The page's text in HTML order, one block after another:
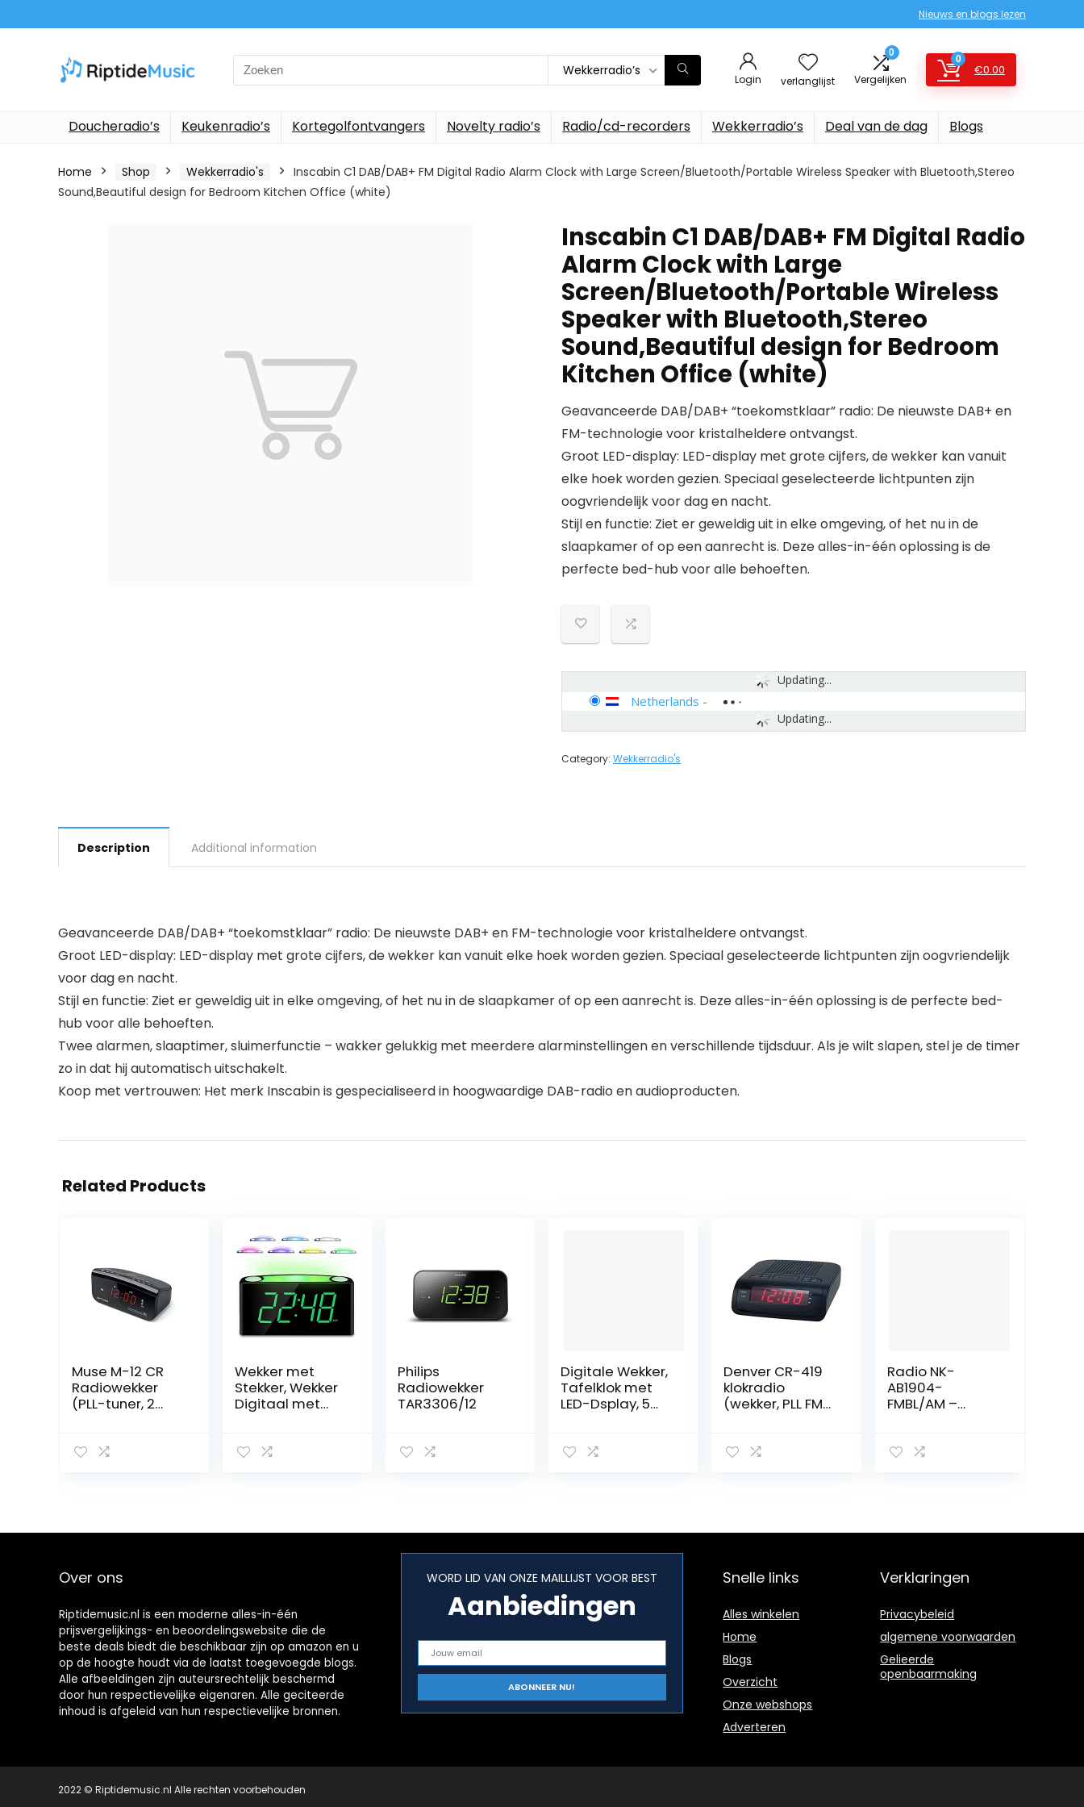
Nieuws en blogs lezen
Search
for:
Wekkerradio’s
Login verlanglijst
0
Vergelijken
0
€0.00
Doucheradio’s Keukenradio’s Kortegolfontvangers Novelty radio’s Radio/cd-recorders Wekkerradio’s Deal van de dag Blogs
Home Shop Wekkerradio's
Inscabin C1 DAB/DAB+ FM Digital Radio Alarm Clock with Large Screen/Bluetooth/Portable Wireless Speaker with Bluetooth,Stereo
Sound,Beautiful design for Bedroom Kitchen Office (white)
Inscabin C1 DAB/DAB+ FM Digital Radio
Alarm Clock with Large
Screen/Bluetooth/Portable Wireless
Speaker with Bluetooth,Stereo
Sound,Beautiful design for Bedroom
Kitchen Office (white)
Geavanceerde DAB/DAB+ “toekomstklaar” radio: De nieuwste DAB+ en
FM-technologie voor kristalheldere ontvangst.
Groot LED-display: LED-display met grote cijfers, de wekker kan vanuit
elke hoek worden gezien. Speciaal geselecteerde lichtpunten zijn
oogvriendelijk voor dag en nacht.
Stijl en functie: Ziet er geweldig uit in elke omgeving, of het nu in de
slaapkamer of op een aanrecht is. Deze alles-in-één oplossing is de
perfecte bed-hub voor alle behoeften.
Updating...
Updating...
Netherlands -
Category: Wekkerradio's
Description Additional information
Geavanceerde DAB/DAB+ “toekomstklaar” radio: De nieuwste DAB+ en FM-technologie voor kristalheldere ontvangst.
Groot LED-display: LED-display met grote cijfers, de wekker kan vanuit elke hoek worden gezien. Speciaal geselecteerde lichtpunten zijn oogvriendelijk
voor dag en nacht.
Stijl en functie: Ziet er geweldig uit in elke omgeving, of het nu in de slaapkamer of op een aanrecht is. Deze alles-in-één oplossing is de perfecte bed-
hub voor alle behoeften.
Twee alarmen, slaaptimer, sluimerfunctie – wakker gelukkig met meerdere alarminstellingen en verschillende tijdsduur. Als je wilt slapen, stel je de timer
zo in dat hij automatisch uitschakelt.
Koop met vertrouwen: Het merk Inscabin is gespecialiseerd in hoogwaardige DAB-radio en audioproducten.
Related Products
Muse M-12 CR
Radiowekker
(PLL-tuner, 2
led-display)
Wekker met
Stekker, Wekker
Digitaal met
-7”Groot Display
Instelbaar
&Kinderen
Philips
Radiowekker
TAR3306/12
Digitale Wekker,
Tafelklok met
LED-Dsplay, 5
Volumeniveaus,
Wekker Zonder
Tikken voor
Slaapkamer
Denver CR-419
klokradio
(wekker, PLL FM-
Radio NK-
AB1904-
FMBL/AM –
display met
(Radio Wekker
Over ons
Riptidemusic.nl is een moderne alles-in-één
prijsvergelijkings- en beoordelingswebsite die de
beste deals biedt die beschikbaar zijn op amazon en u
op de hoogte houdt via de laatst toegevoegde blogs.
Alle afbeeldingen zijn auteursrechtelijk beschermd
door hun respectievelijke eigenaren. Alle geciteerde
inhoud is afgeleid van hun respectievelijke bronnen.
WORD LID VAN ONZE MAILLIJST VOOR BEST
Aanbiedingen
Snelle links
Alles winkelen
Home
Blogs
Overzicht
Onze webshops
Adverteren
Verklaringen
Privacybeleid
algemene voorwaarden
Gelieerde
openbaarmaking
2022 © Riptidemusic.nl Alle rechten voorbehouden